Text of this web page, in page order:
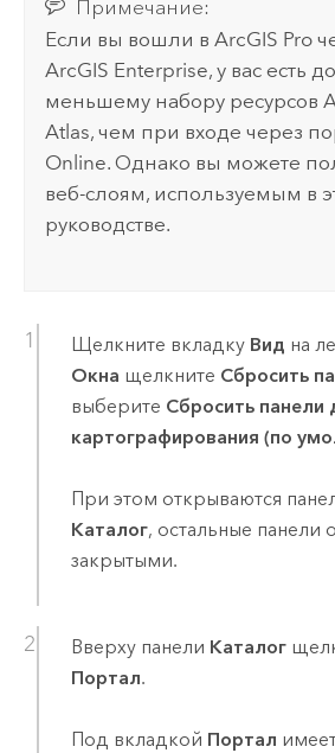
Примечание:
Если вы вошли вArcGIS Pro
ArcGIS Enterprise, у вас есть
меньшему набору ресурсов
Atlas, чем при входе через
Online. Однако вы можете
веб-слоям, используемым в
руководстве.
Щелкните вкладку Вид на
Окна щелкните Сбросить
выберите Сбросить панели
картографирования (по
При этом открываются
Каталог, остальные панели
закрытыми.
Вверху панели Каталог
Портал.
Под вкладкой Портал